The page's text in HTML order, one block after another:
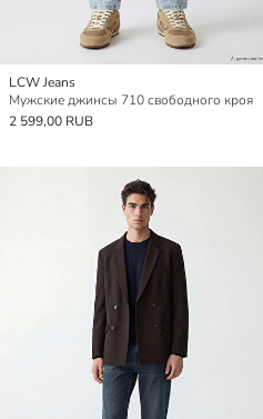
LCW Jeans
Мужские джинсы 710 свободного кроя
2 599,00 RUB